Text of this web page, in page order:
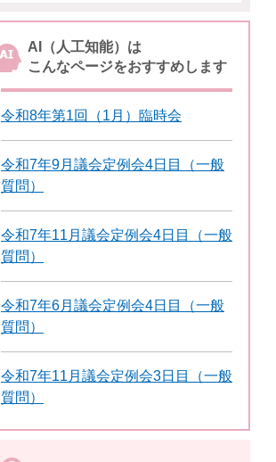
AI（人工知能）は
こんなページをおすすめします
令和8年第1回（1月）臨時会
令和7年9月議会定例会4日目（一般
質問）
令和7年11月議会定例会4日目（一般
質問）
令和7年6月議会定例会4日目（一般
質問）
令和7年11月議会定例会3日目（一般
質問）